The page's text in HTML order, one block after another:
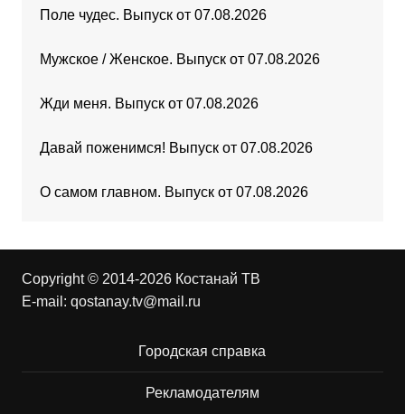
Поле чудес. Выпуск от 07.08.2026
Мужское / Женское. Выпуск от 07.08.2026
Жди меня. Выпуск от 07.08.2026
Давай поженимся! Выпуск от 07.08.2026
О самом главном. Выпуск от 07.08.2026
Copyright © 2014-2026 Костанай ТВ
E-mail: qostanay.tv@mail.ru
Городская справка
Рекламодателям